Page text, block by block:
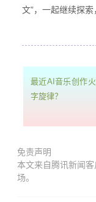
文”，一起继续探索
最近AI音乐创作
字旋律？
免责声明
本文来自腾讯新闻
场。